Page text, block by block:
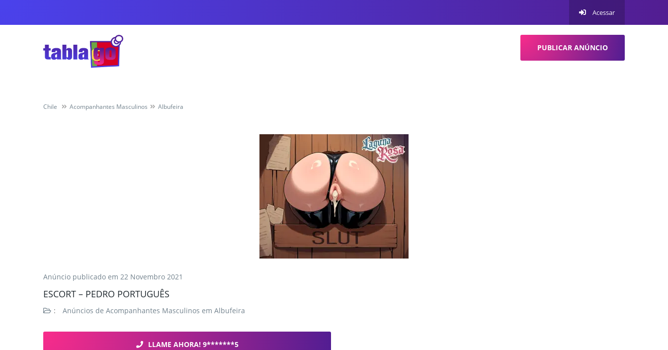
Acessar
PUBLICAR ANÚNCIO
Chile Acompanhantes Masculinos Albufeira
Anúncio publicado em 22 Novembro 2021
ESCORT – PEDRO PORTUGUÊS
: Anúncios de Acompanhantes Masculinos em Albufeira
LLAME AHORA! 9*******5